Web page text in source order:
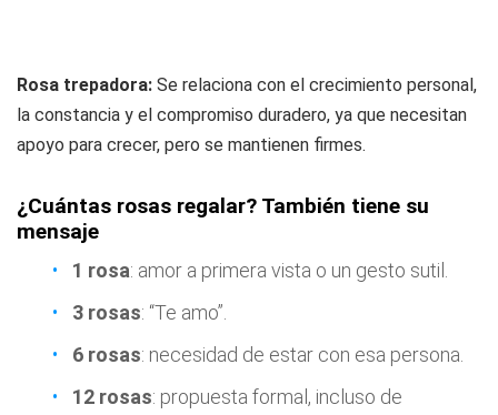
Rosa trepadora: Se relaciona con el crecimiento personal,
la constancia y el compromiso duradero, ya que necesitan
apoyo para crecer, pero se mantienen firmes.
¿Cuántas rosas regalar? También tiene su
mensaje
1 rosa: amor a primera vista o un gesto sutil.
3 rosas: “Te amo”.
6 rosas: necesidad de estar con esa persona.
12 rosas: propuesta formal, incluso de